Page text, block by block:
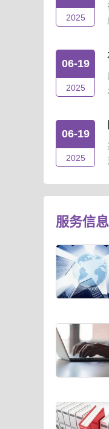
2025
06-19
2025
06-19
2025
服务信息